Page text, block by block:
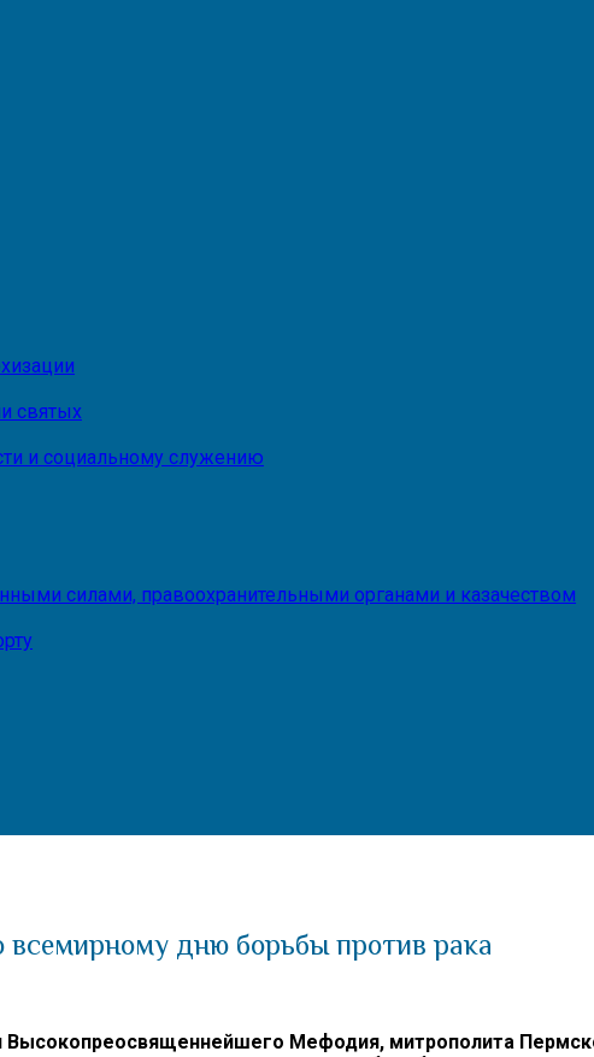
святых
и социальному служению
силами, правоохранительными органами и казачеством
всемирному дню борьбы против рака
Мефодия, митрополита